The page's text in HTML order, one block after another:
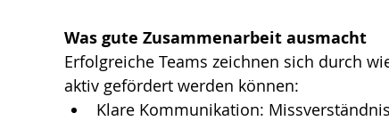
Was gute Zusammenarbeit ausmacht
Erfolgreiche Teams zeichnen sich durch
aktiv gefördert werden können:
Klare Kommunikation: